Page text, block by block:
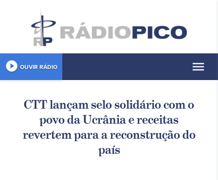
play_circle_filled OUVIR RÁDIO menu
CTT lançam selo solidário com o
povo da Ucrânia e receitas
revertem para a reconstrução do
país